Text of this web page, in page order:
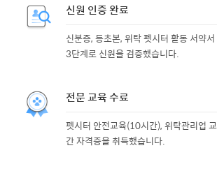
신원 인증 완료
신분증, 등초본, 위탁 펫시터 활동 서약
3단계로 신원을 검증했습니다.
전문 교육 수료
펫시터 안전교육(10시간), 위탁관리업
간 자격증을 취득했습니다.